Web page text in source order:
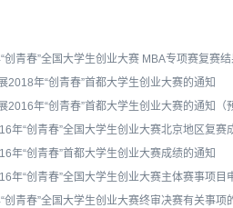
创青春”全国大学生创业大赛 MBA专项赛复赛
2018年“创青春”首都大学生创业大赛的通知
2016年“创青春”首都大学生创业大赛的通知（
年“创青春”全国大学生创业大赛北京地区复赛
年“创青春”首都大学生创业大赛成绩的通知
年“创青春”全国大学生创业大赛主体赛事项
创青春”全国大学生创业大赛终审决赛有关事项